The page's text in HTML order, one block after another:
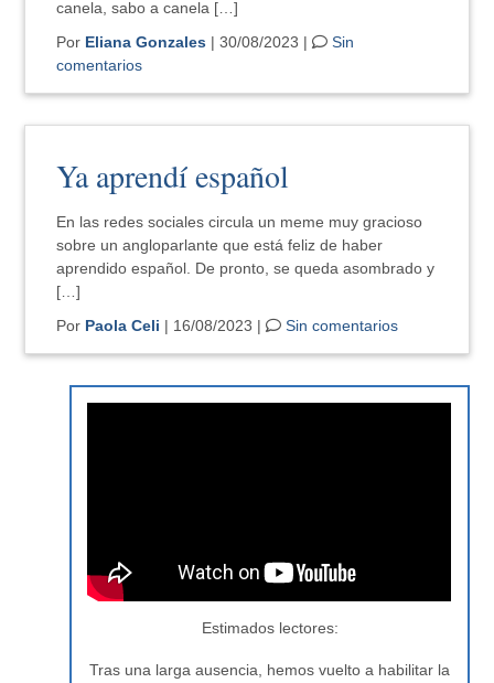
canela, sabo a canela […]
Por Eliana Gonzales | 30/08/2023 |
Sin
comentarios
Ya aprendí español
En las redes sociales circula un meme muy gracioso
sobre un angloparlante que está feliz de haber
aprendido español. De pronto, se queda asombrado y
[…]
Por Paola Celi | 16/08/2023 | Sin comentarios
Estimados lectores:
Tras una larga ausencia, hemos vuelto a habilitar la